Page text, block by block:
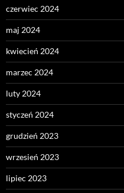
czerwiec 2024
maj 2024
kwiecień 2024
marzec 2024
luty 2024
styczeń 2024
grudzień 2023
wrzesień 2023
lipiec 2023